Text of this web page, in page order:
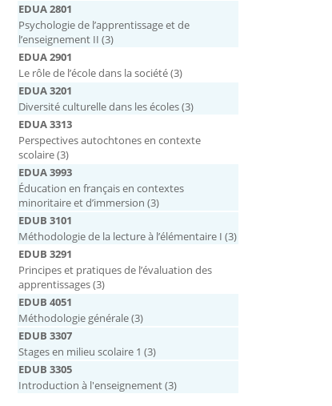
EDUA 2801
Psychologie de l’apprentissage et de
l’enseignement II (3)
EDUA 2901
Le rôle de l’école dans la société (3)
EDUA 3201
Diversité culturelle dans les écoles (3)
EDUA 3313
Perspectives autochtones en contexte
scolaire (3)
EDUA 3993
Éducation en français en contextes
minoritaire et d’immersion (3)
EDUB 3101
Méthodologie de la lecture à l’élémentaire I (3)
EDUB 3291
Principes et pratiques de l’évaluation des
apprentissages (3)
EDUB 4051
Méthodologie générale (3)
EDUB 3307
Stages en milieu scolaire 1 (3)
EDUB 3305
Introduction à l'enseignement (3)